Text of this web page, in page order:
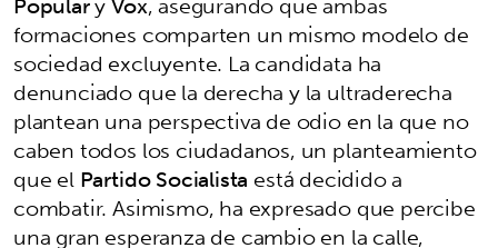
formaciones comparten un mismo modelo de
sociedad excluyente. La candidata ha
denunciado que la derecha y la ultraderecha
plantean una perspectiva de odio en la que no
caben todos los ciudadanos, un planteamiento
que elPartido Socialista está decidido a
combatir. Asimismo, ha expresado que percibe
una gran esperanza de cambio en la calle,